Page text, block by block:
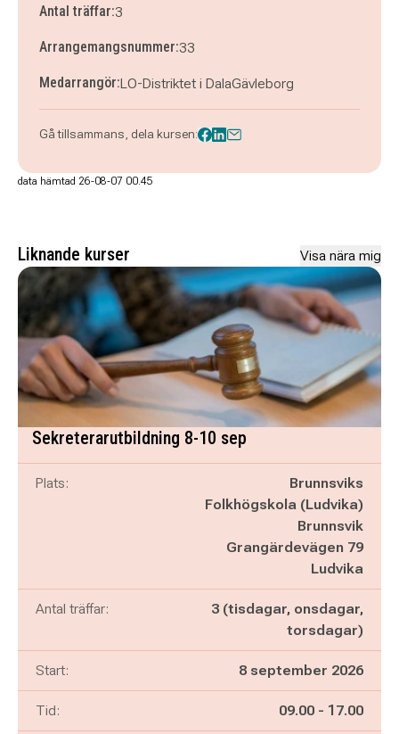
Antal träffar:3
Arrangemangsnummer:33
Medarrangör:LO-Distriktet i DalaGävleborg
Gå tillsammans, dela kursen:
data hämtad 26-08-07 00.45
Liknande kurser Visa nära mig
Sekreterarutbildning 8-10 sep
Plats:
Brunnsviks
Folkhögskola (Ludvika)
Brunnsvik
Grangärdevägen 79
Ludvika
Antal träffar:
3 (tisdagar, onsdagar,
torsdagar)
Start: 8 september 2026
Tid: Pågår mellan
09.00 - och
17.00